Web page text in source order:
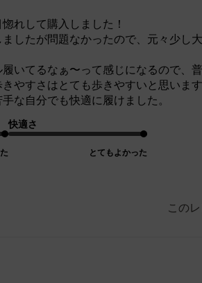
れして購入しました！
したが問題なかったので、元々少し大
いてるなぁ〜って感じになるので、
やすさはとても歩きやすいと思います
な自分でも快適に履けました。
快適さ
とてもよかった
この